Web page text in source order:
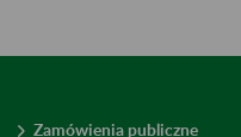
Zamówienia publiczne